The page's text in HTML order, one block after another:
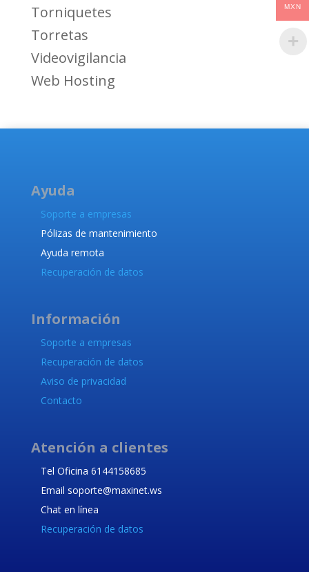
Torniquetes
Torretas
Videovigilancia
Web Hosting
Ayuda
Soporte a empresas
Pólizas de mantenimiento
Ayuda remota
Recuperación de datos
Información
Soporte a empresas
Recuperación de datos
Aviso de privacidad
Contacto
Atención a clientes
Tel Oficina 6144158685
Email soporte@maxinet.ws
Chat en línea
Recuperación de datos
MXN